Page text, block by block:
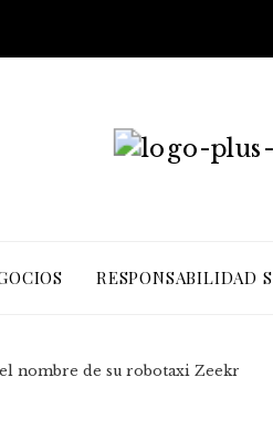
RESPONSABILIDAD
nombre de su robotaxi Zeekr